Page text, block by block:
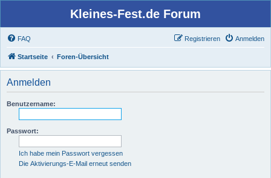
Kleines-Fest.de Forum
FAQ Anmelden
Registrieren
Startseite Foren-Übersicht
Anmelden
Benutzername:
Passwort:
Ich habe mein Passwort vergessen
Die Aktivierungs-E-Mail erneut senden